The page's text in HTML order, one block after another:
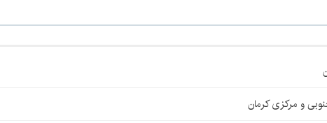
و مرکزی کرمان